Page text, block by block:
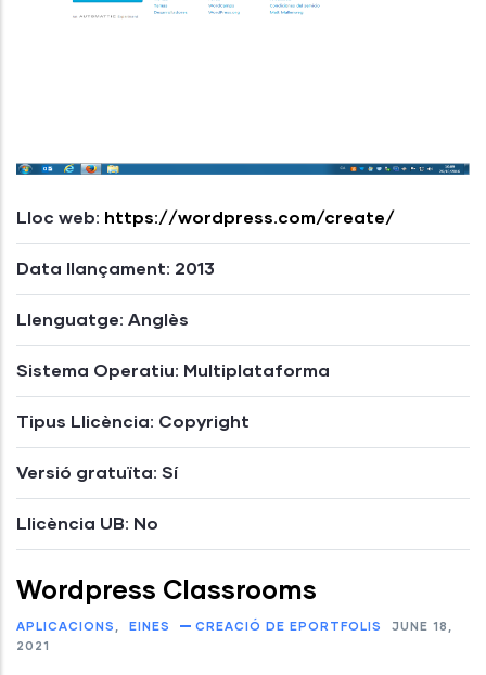
Lloc web: https://wordpress.com/create/
Data llançament: 2013
Llenguatge: Anglès
Sistema Operatiu: Multiplataforma
Tipus Llicència: Copyright
Versió gratuïta: Sí
Llicència UB: No
Wordpress Classrooms
APLICACIONS EINES CREACIÓ DE EPORTFOLIS
JUNE 18,
2021